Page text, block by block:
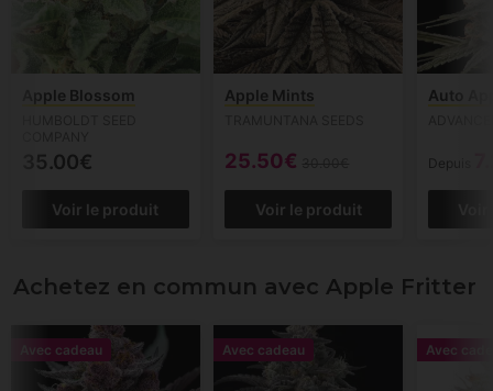
Apple Blossom
35.00€
Voir le produit
Apple Mints
25.50€
Voir le produit
Auto
Depuis
Achetez en commun avec Apple Fritter
Avec cadeau Avec cadeau Avec